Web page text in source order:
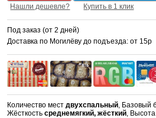
Нашли дешевле? Купить в 1 клик
Под заказ (от 2 дней)
Доставка по Могилёву до подъезда: от 15р
Количество местдвухспальный , Базовый
Жёсткостьсреднемягкий, жёсткий ,